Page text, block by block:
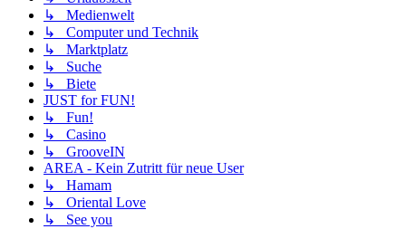
↳ Medienwelt
↳ Computer und Technik
↳ Marktplatz
↳ Suche
↳ Biete
JUST for FUN!
↳ Fun!
↳ Casino
↳ GrooveIN
AREA - Kein Zutritt für neue User
↳ Hamam
↳ Oriental Love
↳ See you